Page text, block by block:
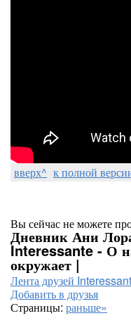
вверх^ к полной
Вы сейчас не можете
Дневник Ани
Interessante - О
окружает |
Лента друзей
Добавить в друзья
Страницы: раньше»